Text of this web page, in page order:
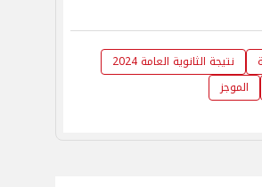
نتيجة الثانوية العامة 2024
الموجز